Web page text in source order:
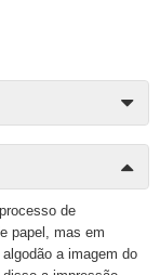
de
papel, mas em
a imagem do